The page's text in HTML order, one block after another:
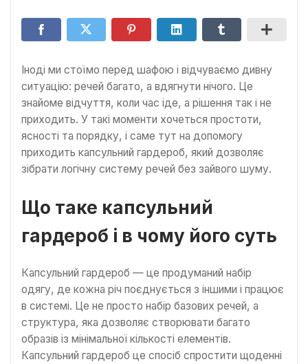
Іноді ми стоїмо перед шафою і відчуваємо дивну
ситуацію: речей багато, а вдягнути нічого. Це
знайоме відчуття, коли час іде, а рішення так і не
приходить. У такі моменти хочеться простоти,
ясності та порядку, і саме тут на допомогу
приходить капсульний гардероб, який дозволяє
зібрати логічну систему речей без зайвого шуму.
Що таке капсульний
гардероб і в чому його суть
Капсульний гардероб — це продуманий набір
одягу, де кожна річ поєднується з іншими і працює
в системі. Це не просто набір базових речей, а
структура, яка дозволяє створювати багато
образів із мінімальної кількості елементів.
Капсульний гардероб це спосіб спростити щоденні